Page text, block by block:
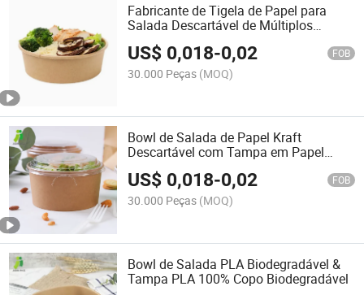
Fabricante de Tigela de Papel para
Salada Descartável de Múltiplos
Tamanhos com Tampa
US$ 0,018-0,02 FOB
30.000 Peças (MOQ)
Bowl de Salada de Papel Kraft
Descartável com Tampa em Papel
Kraft de Grau Alimentício
US$ 0,018-0,02 FOB
30.000 Peças (MOQ)
Bowl de Salada PLA Biodegradável &
Tampa PLA 100% Copo Biodegradável